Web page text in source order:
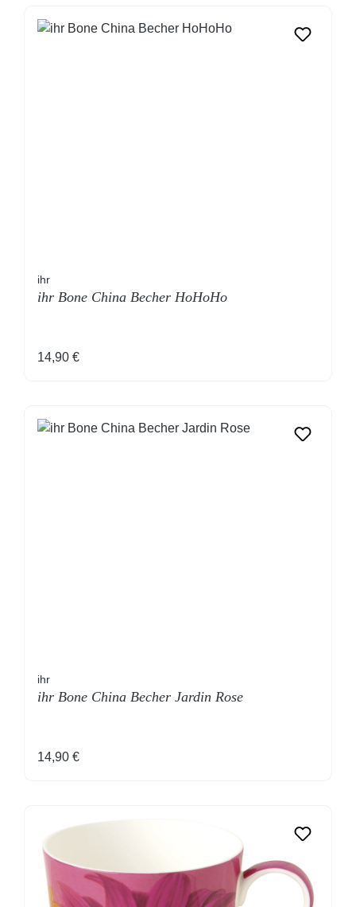
ihr
ihr Bone China Becher HoHoHo
Regulärer Preis:
14,90 €
ihr
ihr Bone China Becher Jardin Rose
Regulärer Preis:
14,90 €